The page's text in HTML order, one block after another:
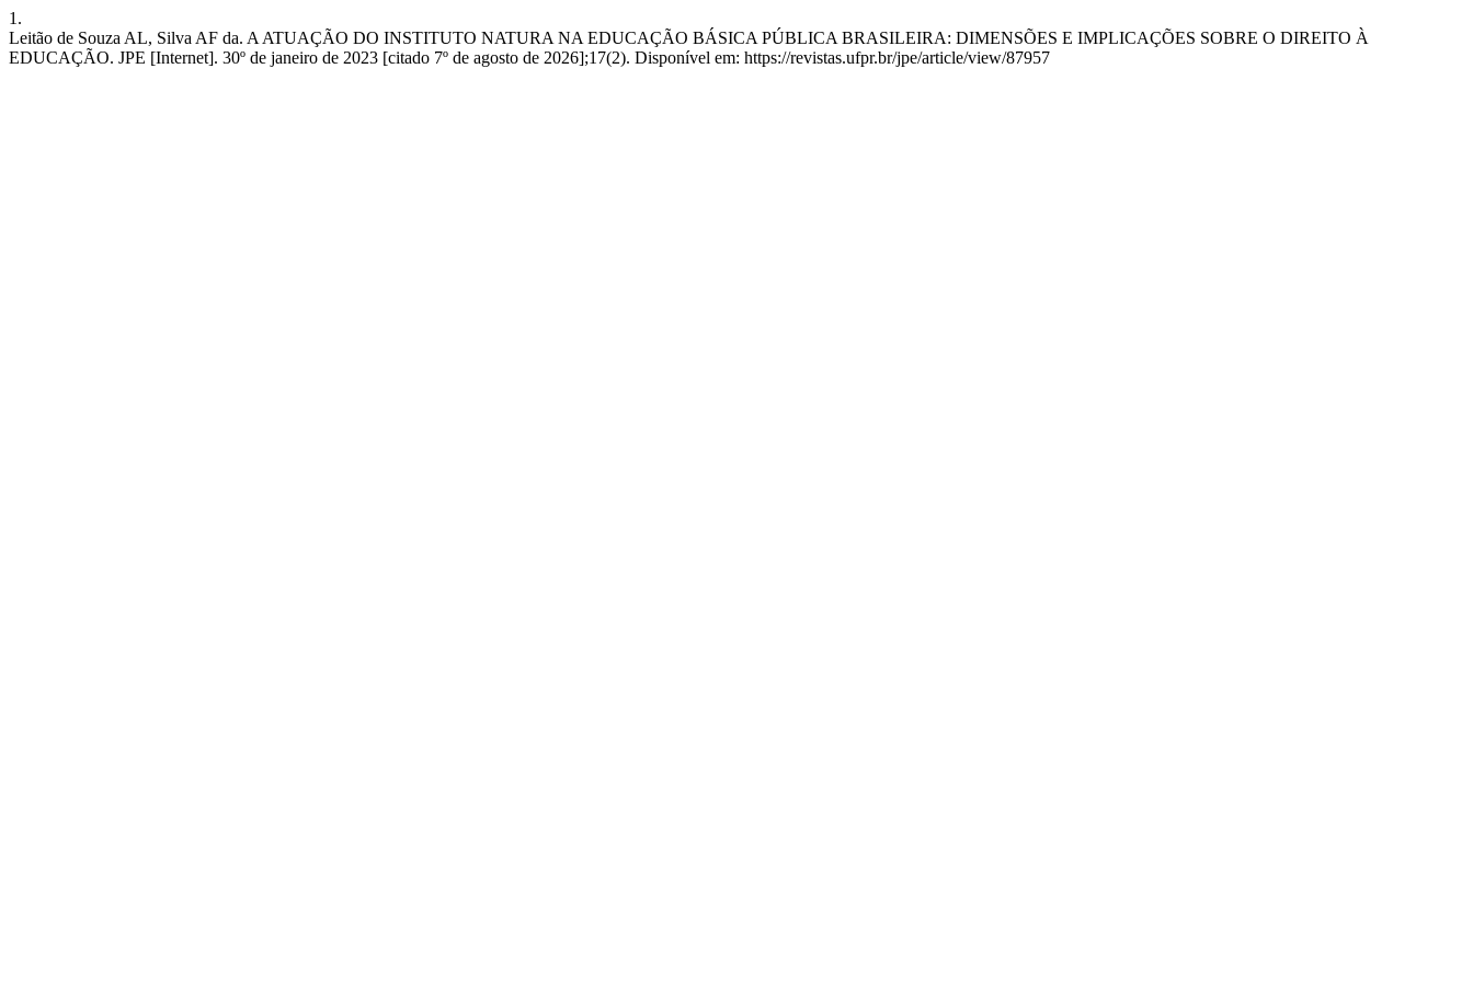
1.
Leitão de Souza AL, Silva AF da. A ATUAÇÃO DO INSTITUTO NATURA NA EDUCAÇÃO BÁSICA PÚBLICA BRASILEIRA: DIMENSÕES E IMPLICAÇÕES SOBRE O DIREITO À
EDUCAÇÃO. JPE [Internet]. 30º de janeiro de 2023 [citado 7º de agosto de 2026];17(2). Disponível em: https://revistas.ufpr.br/jpe/article/view/87957